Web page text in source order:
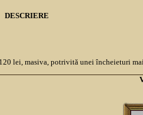
DESCRIERE
120 lei, masiva, potrivită unei încheieturi